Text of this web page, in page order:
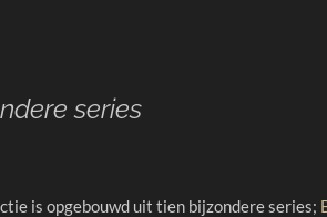
series
is opgebouwd uit tien bijzondere series;